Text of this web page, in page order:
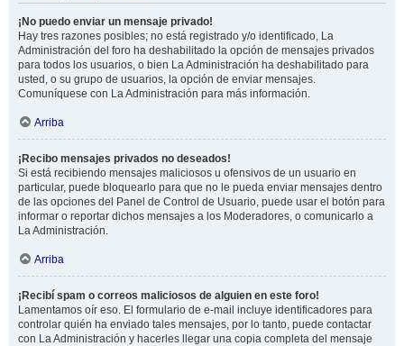
¡No puedo enviar un mensaje privado!
Hay tres razones posibles; no está registrado y/o identificado, La
Administración del foro ha deshabilitado la opción de mensajes privados
para todos los usuarios, o bien La Administración ha deshabilitado para
usted, o su grupo de usuarios, la opción de enviar mensajes.
Comuníquese con La Administración para más información.
Arriba
¡Recibo mensajes privados no deseados!
Si está recibiendo mensajes maliciosos u ofensivos de un usuario en
particular, puede bloquearlo para que no le pueda enviar mensajes dentro
de las opciones del Panel de Control de Usuario, puede usar el botón para
informar o reportar dichos mensajes a los Moderadores, o comunicarlo a
La Administración.
Arriba
¡Recibí spam o correos maliciosos de alguien en este foro!
Lamentamos oír eso. El formulario de e-mail incluye identificadores para
controlar quién ha enviado tales mensajes, por lo tanto, puede contactar
con La Administración y hacerles llegar una copia completa del mensaje